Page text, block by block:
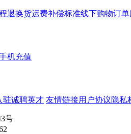
退换货运费补偿标准线下购物订单
机充值
驻诚聘英才 友情链接用户协议隐私
号